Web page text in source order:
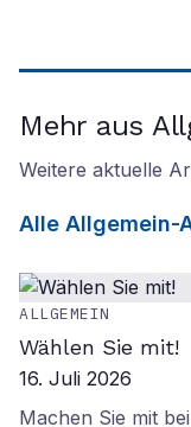
Mehr aus
Weitere aktuelle
Alle Allgemein-
ALLGEMEIN
Wählen Sie mit!
16. Juli 2026
Machen Sie mit